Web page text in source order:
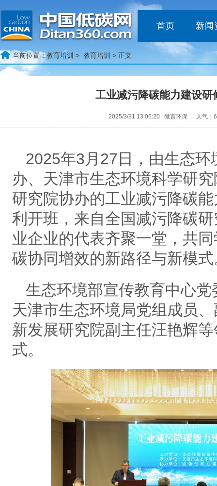
首页 新闻
当前位置：教育培训 > 教育培训 > 正文
工业减污降碳能力建设研
2025/3/31 13:06:20 微言环保 人气：
2025年3月27日，由生态
办、天津市生态环境科学研
研究院协办的工业减污降碳
利开班，来自全国减污降碳
业企业的代表齐聚一堂，共
碳协同增效的新路径与新模式
生态环境部宣传教育中心
天津市生态环境局党组成员
新发展研究院副主任汪艳辉
式。